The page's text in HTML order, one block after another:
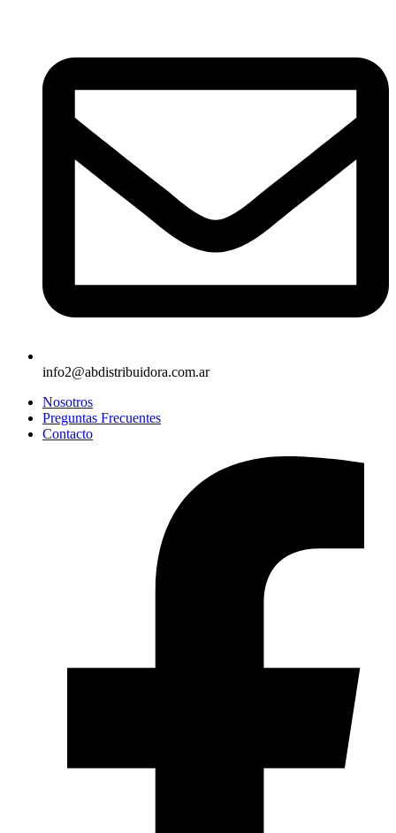
info2@abdistribuidora.com.ar
Nosotros
Preguntas Frecuentes
Contacto